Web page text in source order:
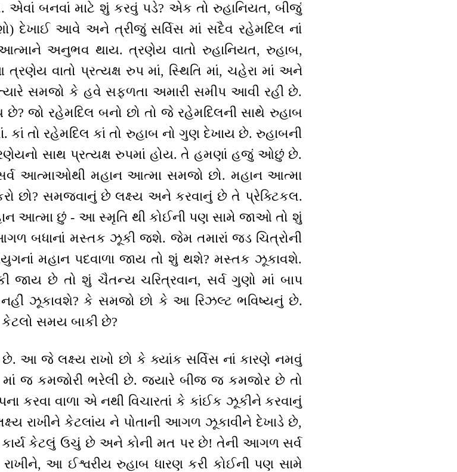
એવાં બનવાં માટે શું કરવું પડે? એક તો રુહાનિયત, બીજું
દેખાઈ આવે અને ત્રીજું સર્વિસ માં સદૈવ રહેમદિલ નાં
અનુભવ થાય. ત્રણેય વાતો રુહાનિયત, રુહાબ,
વાતો પ્રત્યક્ષ રુપ માં, સ્થિતિ માં, ચહેરા માં અને
સમજો કે હવે સફળતા અમારી સમીપ આવી રહી છે.
જો રહેમદિલ બનો છો તો જે રહેમદિલની સાથે રુહાબ
તો રહેમદિલ કાં તો રુહાબ નો ગુણ દેખાય છે. રુહાબની
સાથ પ્રત્યક્ષ રુપમાં હોય. તે હમણાં હજું ઓછું છે.
આત્માઓથી મહાન આત્મા સમજો છો. મહાન આત્મા
છો? સમજવાનું છે લક્ષ્ય અને કરવાનું છે તે પ્રેક્ટિકલ.
આત્મા છું - આ સ્મૃતિ થી કોઈની પણ સામે જાઓ તો શું
બધાનાં મસ્તક ઝૂકી જશે. જેમ તમારાં જડ ચિત્રોની
મહાન પદવાળા જાય તો શું થશે? મસ્તક ઝૂકાવશે.
જાય છે તો શું ચૈતન્ય ચરિત્રવાન, સર્વ ગુણો માં બાપ
ઝૂકાવશે? કે સમજો છો કે આ રિઝલ્ટ ભવિષ્યનું છે.
સમય બાકી છે?
છે. આ જે લક્ષ્ય રાખો છો કે ક્યાંક સર્વિસ નાં કારણે નમવું
જ કમજોરી ભરેલી છે. જ્યારે બીજ જ કમજોર છે તો
કરવા વાળા એ નથી વિચારતાં કે કાંઈક ઝૂકીને કરવાનું
રાખીને કેટલાંય ને પોતાની આગળ ઝૂકાવીને દેખાડે છે,
કેટલું ઉચું છે અને કોની મત પર છે! તેની આગળ સર્વ
આ ઈશ્વરીય રુહાબ ધારણ કરી કોઈની પણ સામે